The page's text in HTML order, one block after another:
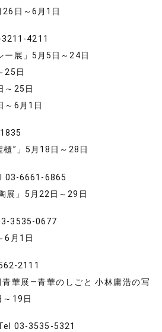
26日～6月1日
4211
ー展」5月5日～24日
25日
～25日
～6月1日
櫃”」5月18日～28日
6661-6865
展」5月22日～29日
3535-0677
6月1日
2111
青華展―青華のしごと 小林庸浩の写
19日
03-3535-5321